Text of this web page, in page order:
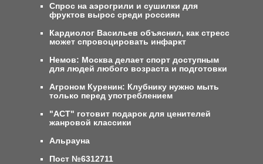
Спрос на аэрогрили и сушилки для
фруктов вырос среди россиян
Кардиолог Васильев объяснил, как стресс
может спровоцировать инфаркт
Немов: Москва делает спорт доступным
для людей любого возраста и подготовки
Агроном Куренин: Клубнику нужно мыть
только перед употреблением
"АСТ" готовит подарок для ценителей
жанровой классики
Альрауна
Пост №6312711